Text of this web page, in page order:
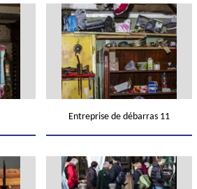
Entreprise de débarras 11